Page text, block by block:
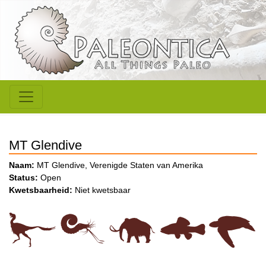
MT Glendive
Naam: MT Glendive, Verenigde Staten van Amerika
Status: Open
Kwetsbaarheid: Niet kwetsbaar